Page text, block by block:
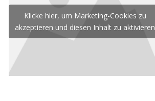
Klicke hier, um Marketing-Cookies zu
akzeptieren und diesen Inhalt zu aktivieren